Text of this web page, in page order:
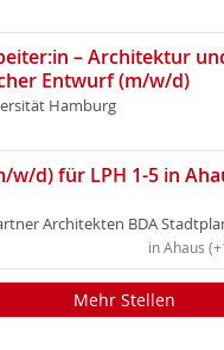
– Architektur
Entwurf (m/w/d)
Hamburg
w/d) für LPH 1-5 in
Architekten BDA
in Ahaus
Mehr Stellen